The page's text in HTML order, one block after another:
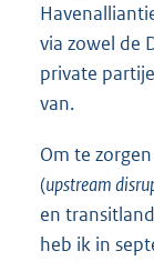
via zowel de
private
van.
Om te
(upstream
en
heb ik in